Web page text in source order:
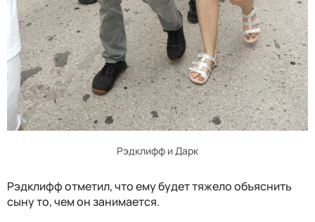
Рэдклифф и Дарк
Рэдклифф отметил, что ему будет тяжело объяснить
сыну то, чем он занимается.